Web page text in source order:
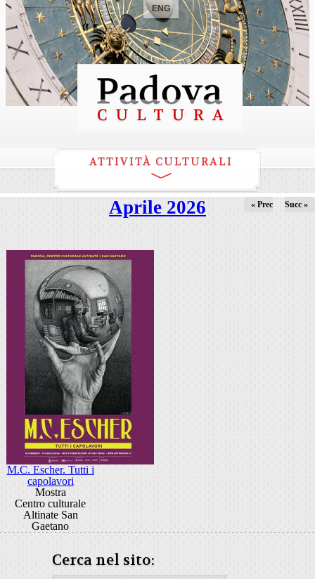
ENG
ATTIVITÀ CULTURALI
Aprile 2026 « Prec Succ »
M.C. Escher. Tutti i
capolavori
Mostra
Centro culturale
Altinate San
Gaetano
Cerca nel sito: